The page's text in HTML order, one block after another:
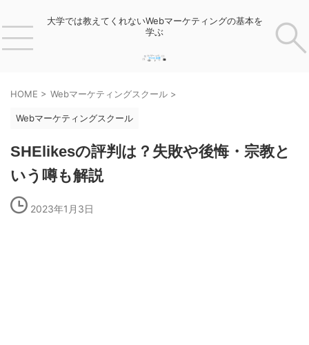
大学では教えてくれないWebマーケティングの基本を
学ぶ
HOME > Webマーケティングスクール >
Webマーケティングスクール
SHElikesの評判は？失敗や後悔・宗教と
いう噂も解説
2023年1月3日